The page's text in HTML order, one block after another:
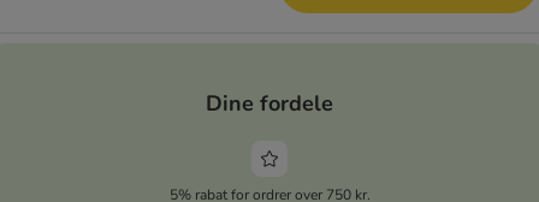
Dine fordele
5% rabat for ordrer over 750 kr.